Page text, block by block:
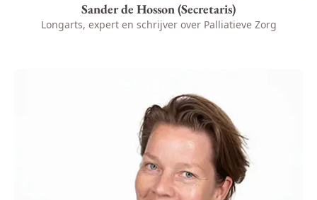
Sander de Hosson (Secretaris)
Longarts, expert en schrijver over Palliatieve Zorg